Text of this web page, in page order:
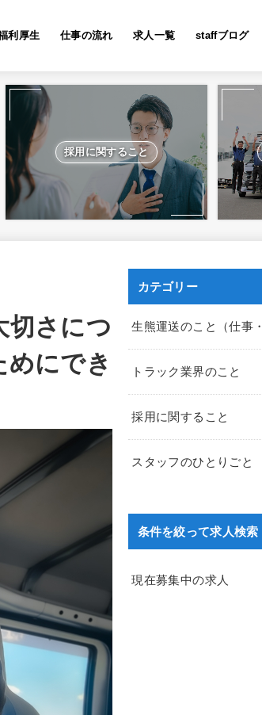
利厚生 仕事の流れ 求人一覧 staffブログ
採用に関すること
切さにつ
にでき
カテゴリー
生熊運送のこと（仕事
トラック業界のこと
採用に関すること
スタッフのひとりごと
条件を絞って求人検索
現在募集中の求人